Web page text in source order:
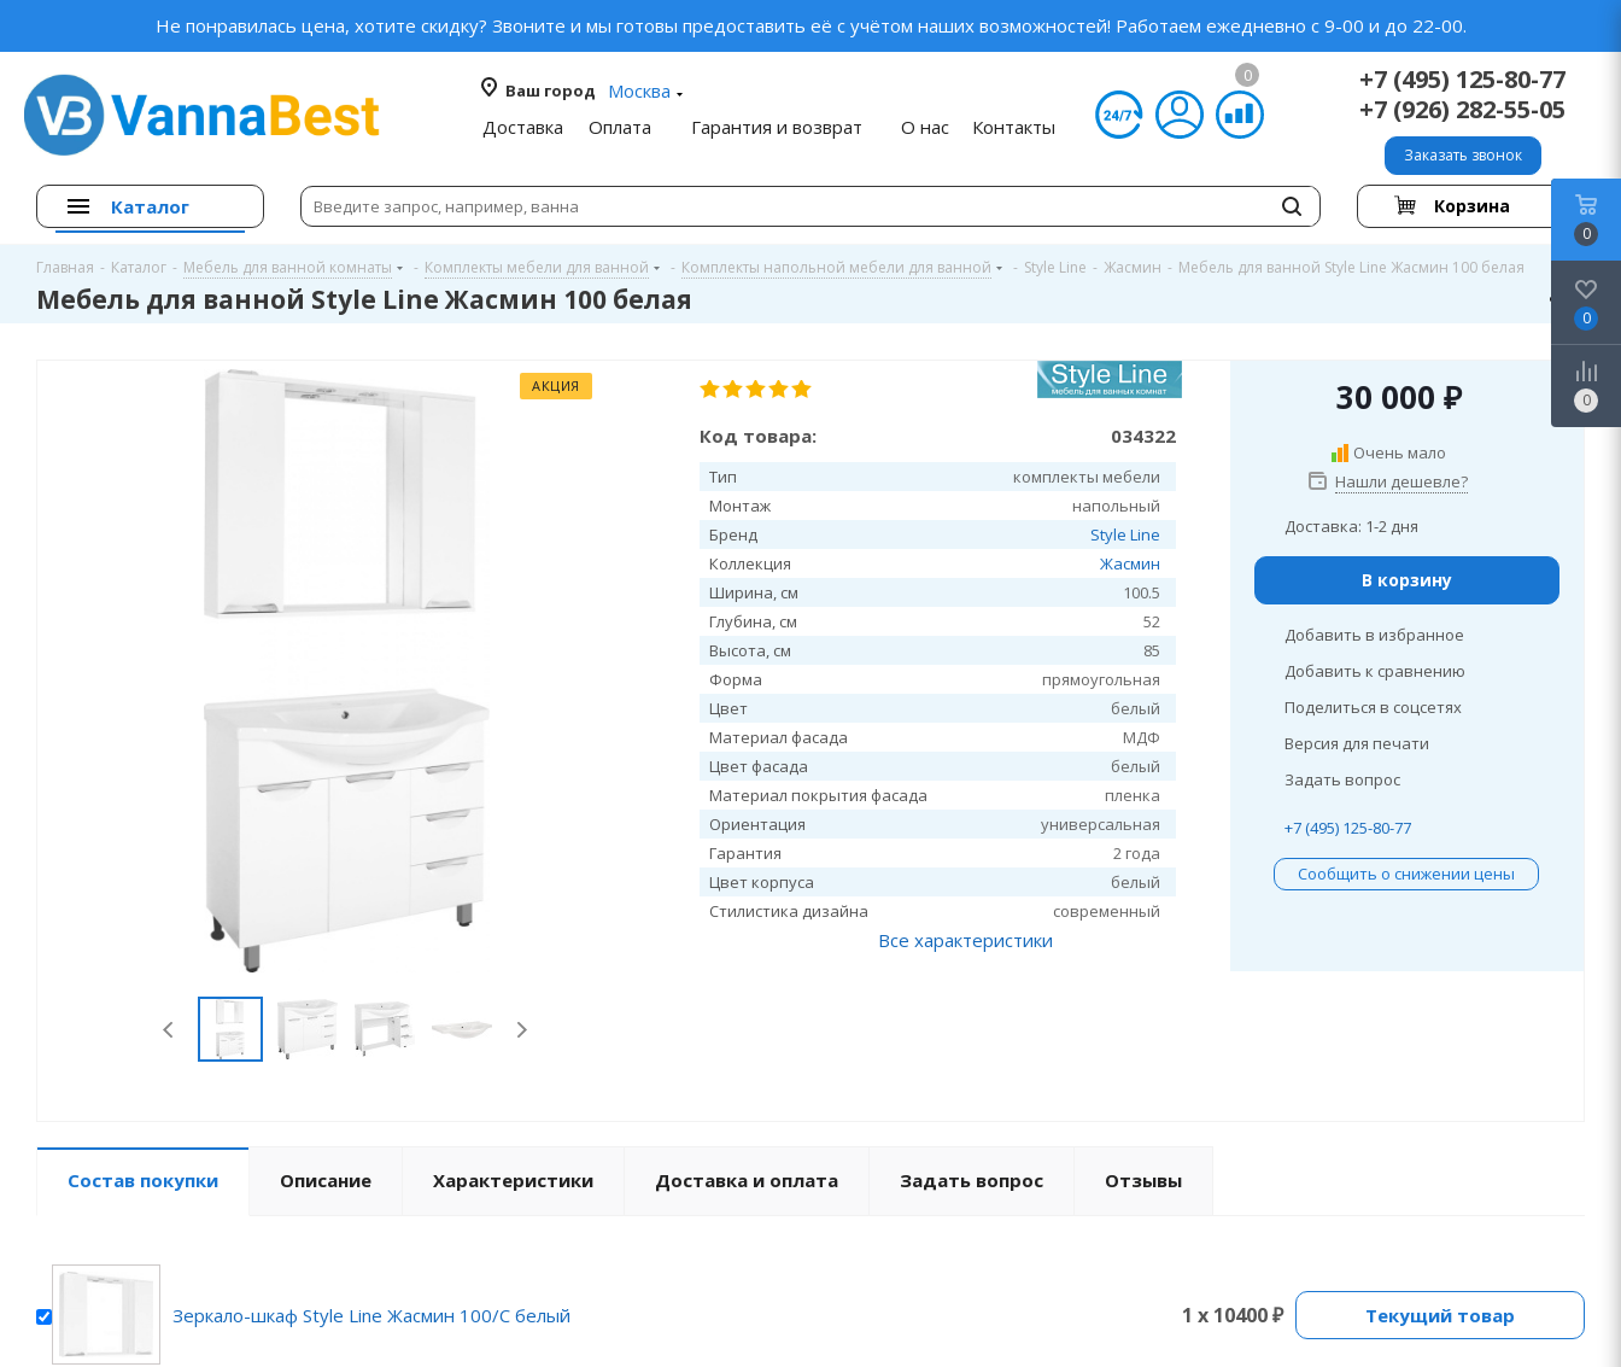
Не понравилась цена, хотите скидку? Звоните и мы готовы предоставить её с учётом наших возможностей! Работаем ежедневно с 9-00 и до 22-00.
Ваш город
Москва
Доставка
Оплата Гарантия и возврат О нас Контакты
0
+7 (495) 125-80-77
+7 (926) 282-55-05
Заказать звонок
Каталог Корзина
Главная - Каталог - Мебель для ванной комнаты - Комплекты мебели для ванной - Комплекты напольной мебели для ванной - Style Line - Жасмин - Мебель для ванной Style Line Жасмин 100 белая
Мебель для ванной Style Line Жасмин 100 белая
АКЦИЯ
Код товара: 034322
Тип
комплекты мебели
Монтаж
напольный
Бренд
Style Line
Коллекция
Жасмин
Ширина, см
100.5
Глубина, см
52
Высота, см
85
Форма
прямоугольная
Цвет
белый
Материал фасада
МДФ
Цвет фасада
белый
Материал покрытия фасада
пленка
Ориентация
универсальная
Гарантия
2 года
Цвет корпуса
белый
Стилистика дизайна
современный
Все характеристики
30 000 ₽
Очень мало
Нашли дешевле?
Доставка: 1-2 дня
В корзину
Добавить в избранное
Добавить к сравнению
Поделиться в соцсетях
Версия для печати
Задать вопрос
+7 (495) 125-80-77
Сообщить о снижении цены
Состав покупки Описание Характеристики Доставка и оплата Задать вопрос Отзывы
Зеркало-шкаф Style Line Жасмин 100/С белый 1 x 10400 ₽ Текущий товар
0
0
0